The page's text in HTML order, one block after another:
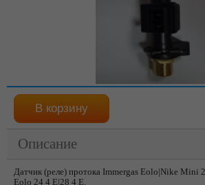
Описание
Датчик (реле) протока Immergas Eolo|Nike
Eolo 24 4 E|28 4 E.